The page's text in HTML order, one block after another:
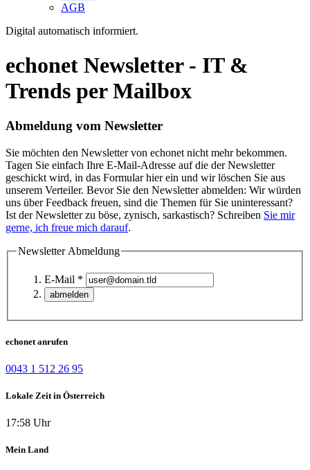
AGB
Digital automatisch informiert.
echonet Newsletter - IT &
Trends per Mailbox
Abmeldung vom Newsletter
Sie möchten den Newsletter von echonet nicht mehr bekommen.
Tagen Sie einfach Ihre E-Mail-Adresse auf die der Newsletter
geschickt wird, in das Formular hier ein und wir löschen Sie aus
unserem Verteiler. Bevor Sie den Newsletter abmelden: Wir würden
uns über Feedback freuen, sind die Themen für Sie uninteressant?
Ist der Newsletter zu böse, zynisch, sarkastisch? Schreiben Sie mir
gerne, ich freue mich darauf.
Newsletter Abmeldung
E-Mail *
echonet anrufen
0043 1 512 26 95
Lokale Zeit in Österreich
17:58 Uhr
Mein Land